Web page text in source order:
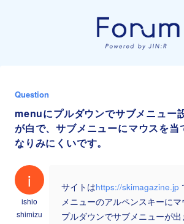
Question
menuにプルダウンでサブメニュー
が白で、サブメニューにマウスを当
なりみにくいです。
i
ishio
shimizu
サイトはhttps://skimagazine.jp
メニューのアルペンスキーに
プルダウンでサブメニューが